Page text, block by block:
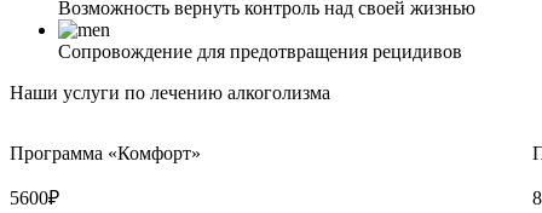
Возможность вернуть контроль над своей жизнью
Сопровождение для предотвращения рецидивов
Наши услуги по лечению алкоголизма
Программа «Комфорт»
5600₽